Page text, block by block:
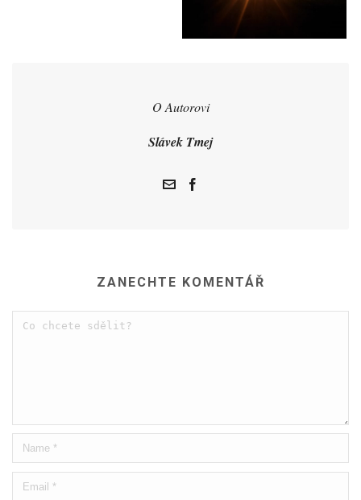
O Autorovi
Slávek Tmej
ZANECHTE KOMENTÁŘ